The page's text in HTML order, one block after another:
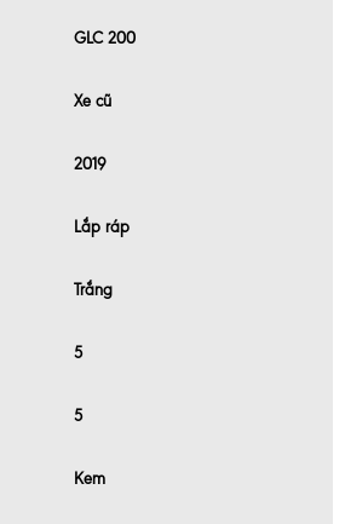
GLC 200
Xe cũ
2019
Lắp ráp
Trắng
5
5
Kem